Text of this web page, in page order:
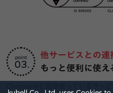
point
03
他サービスとの連
もっと便利に使え